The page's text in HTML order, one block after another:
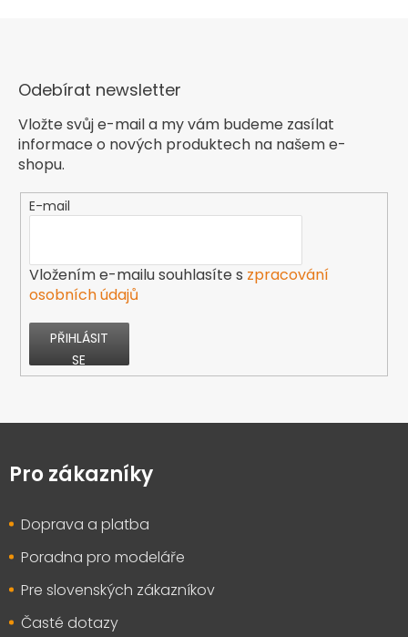
Odebírat newsletter
Vložte svůj e-mail a my vám budeme zasílat
informace o nových produktech na našem e-
shopu.
E-mail
Vložením e-mailu souhlasíte s zpracování
osobních údajů
PŘIHLÁSIT
SE
Z
pPro zákazníky
Doprava a platba
Poradna pro modeláře
Pre slovenských zákazníkov
Časté dotazy